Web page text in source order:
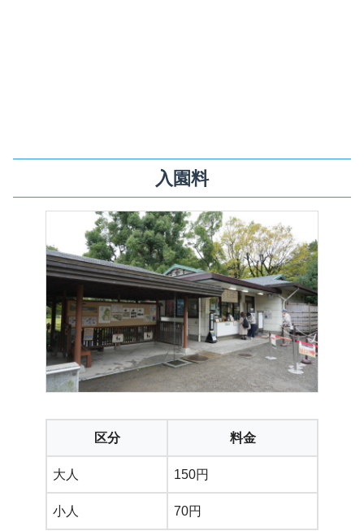
入園料
区分 料金
大人 150円
小人 70円